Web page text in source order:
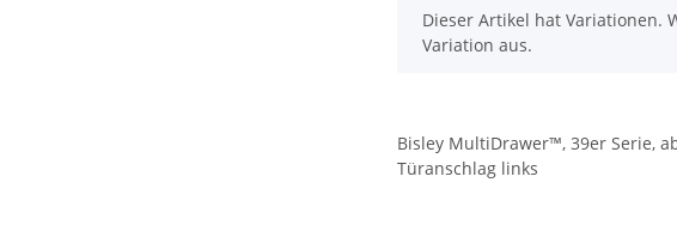
x
Dieser Artikel hat Variationen.
Variation aus.
Bisley MultiDrawer™, 39er Serie,
Türanschlag links